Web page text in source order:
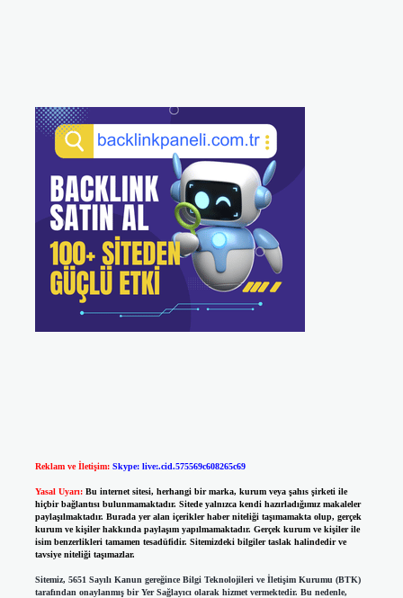
Reklam ve İletişim: Skype: live:.cid.575569c608265c69
Yasal Uyarı: Bu internet sitesi, herhangi bir marka, kurum veya şahıs şirketi ile
hiçbir bağlantısı bulunmamaktadır. Sitede yalnızca kendi hazırladığımız makaleler
paylaşılmaktadır. Burada yer alan içerikler haber niteliği taşımamakta olup, gerçek
kurum ve kişiler hakkında paylaşım yapılmamaktadır. Gerçek kurum ve kişiler ile
isim benzerlikleri tamamen tesadüfidir. Sitemizdeki bilgiler taslak halindedir ve
tavsiye niteliği taşımazlar.
Sitemiz, 5651 Sayılı Kanun gereğince Bilgi Teknolojileri ve İletişim Kurumu (BTK)
tarafından onaylanmış bir Yer Sağlayıcı olarak hizmet vermektedir. Bu nedenle,